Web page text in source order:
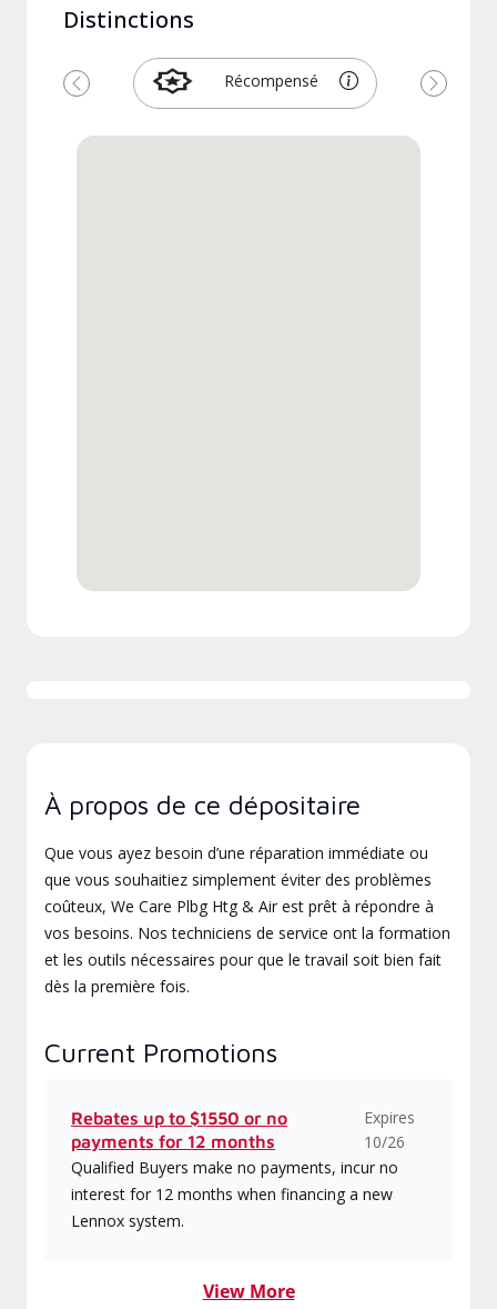
Distinctions
Récompensé
Précédent Suivant
À propos de ce dépositaire
Que vous ayez besoin d’une réparation immédiate ou
que vous souhaitiez simplement éviter des problèmes
coûteux, We Care Plbg Htg & Air est prêt à répondre à
vos besoins. Nos techniciens de service ont la formation
et les outils nécessaires pour que le travail soit bien fait
dès la première fois.
Current Promotions
Rebates up to $1550 or no
payments for 12 months
Expires
10/26
Qualified Buyers make no payments, incur no
interest for 12 months when financing a new
Lennox system.
View More